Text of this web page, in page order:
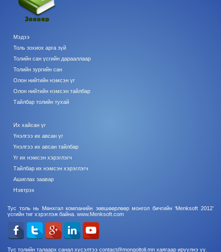
Мэдээ
Толь зохиох арга зүй
Толийн сан үсгийн дарааллаар
Толийн зургийн сан
Олон нийтийн нэмсэн үг
Олон нийтийн нэмсэн тайлбар
Тайлбар толийн тухай
Их хайсан үг
Үнэлгээ их авсан үг
Үнэлгээ их авсан тайлбар
Үг их нэмсэн хэрэглэгч
Тайлбар их нэмсэн хэрэглэгч
Ашиглах заавар
Нэвтрэх
Тус толь нь Мөнхгал компанийн зөвшөөрлөөр монгол бичгийн ‘Menksoft 2012’
үсгийн тиг хэрэглэж байна. www.Menksoft.com
Тус толийн талаарх санал хүсэлтээ contact@mongoltoli.mn хаягаар ирүүлнэ үү.